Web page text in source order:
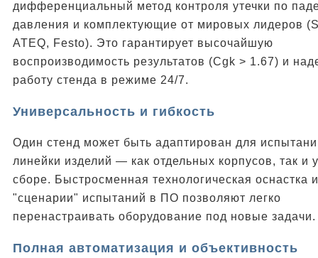
дифференциальный метод контроля утечки по
давления и комплектующие от мировых лидеров
ATEQ, Festo). Это гарантирует высочайшую
воспроизводимость результатов (Cgk > 1.67) и
работу стенда в режиме 24/7.
Универсальность и гибкость
Один стенд может быть адаптирован для
линейки изделий — как отдельных корпусов, так и
сборе. Быстросменная технологическая оснастка
"сценарии" испытаний в ПО позволяют легко
перенастраивать оборудование под новые задачи.
Полная автоматизация и объективность